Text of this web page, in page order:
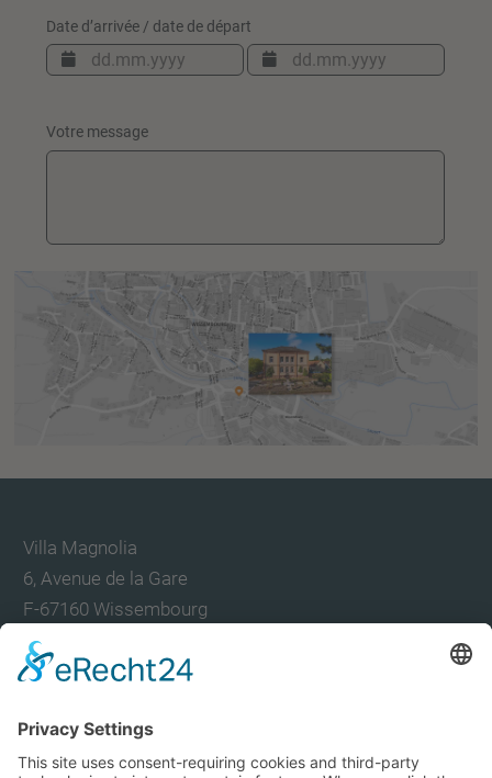
Villa Magnolia
6, Avenue de la Gare
F-67160 Wissembourg
TEL
+33 7 57 85 18 20
contact@villamagnolia-wissembourg.com